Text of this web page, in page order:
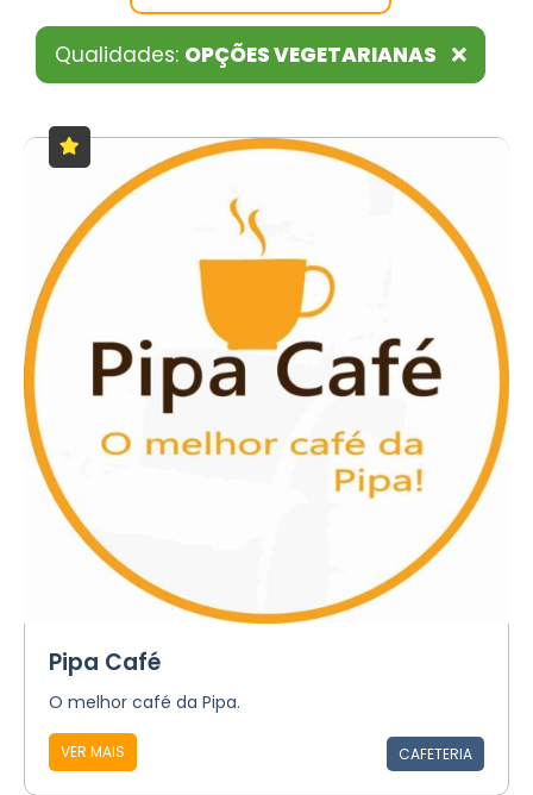
Qualidades: OPÇÕES VEGETARIANAS
Pipa Café
O melhor café da Pipa.
VER MAIS CAFETERIA